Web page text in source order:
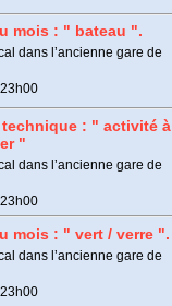
mois : " bateau ".
dans l’ancienne gare de
technique : " activité à
"
dans l’ancienne gare de
mois : " vert / verre ".
dans l’ancienne gare de